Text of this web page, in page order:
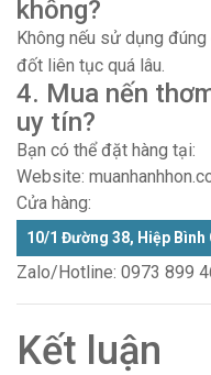
không?
Không nếu sử dụng
đốt liên tục quá lâu.
4. Mua nến
uy tín?
Bạn có thể đặt hàng tại:
Website:
Cửa hàng:
10/1 Đường 38, Hiệp Bình
Zalo/Hotline: 0973 899
Kết luận